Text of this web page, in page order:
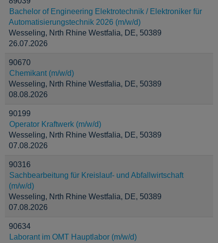
Bachelor of Engineering Elektrotechnik / Elektroniker für
Automatisierungstechnik 2026 (m/w/d)
Wesseling, Nrth Rhine Westfalia, DE, 50389
26.07.2026
90670
Chemikant (m/w/d)
Wesseling, Nrth Rhine Westfalia, DE, 50389
08.08.2026
90199
Operator Kraftwerk (m/w/d)
Wesseling, Nrth Rhine Westfalia, DE, 50389
07.08.2026
90316
Sachbearbeitung für Kreislauf- und Abfallwirtschaft
(m/w/d)
Wesseling, Nrth Rhine Westfalia, DE, 50389
07.08.2026
90634
Laborant im OMT Hauptlabor (m/w/d)